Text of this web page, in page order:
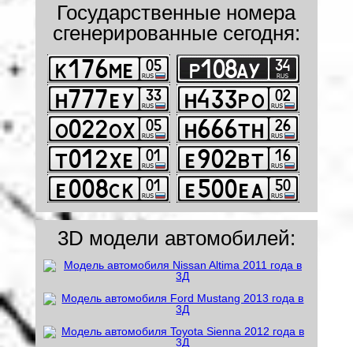
Государственные номера
сгенерированные сегодня:
3D модели автомобилей: